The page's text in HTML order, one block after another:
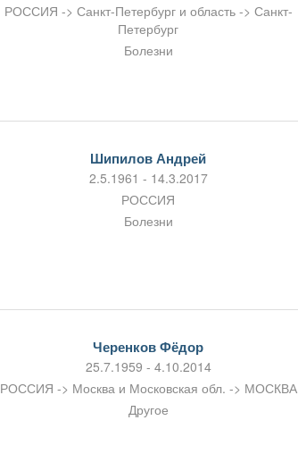
РОССИЯ -> Санкт-Петербург и область -> Санкт-
Петербург
Болезни
Шипилов Андрей
2.5.1961 - 14.3.2017
РОССИЯ
Болезни
Черенков Фёдор
25.7.1959 - 4.10.2014
РОССИЯ -> Москва и Московская обл. -> МОСКВА
Другое